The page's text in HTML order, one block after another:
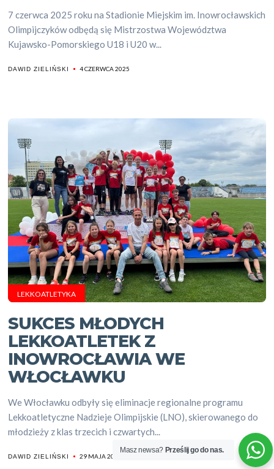
7 czerwca 2025 roku na Stadionie Miejskim im. Inowrocławskich
Olimpijczyków odbędą się Mistrzostwa Województwa
Kujawsko-Pomorskiego U18 i U20 w...
DAWID ZIELIŃSKI 4 CZERWCA 2025
LEKKOATLETYKA
SUKCES MŁODYCH
LEKKOATLETEK Z
INOWROCŁAWIA WE
WŁOCŁAWKU
We Włocławku odbyły się eliminacje regionalne programu
Lekkoatletyczne Nadzieje Olimpijskie (LNO), skierowanego do
młodzieży z klas trzecich i czwartych...
DAWID ZIELIŃSKI 29 MAJA 2025
Masz newsa? Prześlij go do nas.